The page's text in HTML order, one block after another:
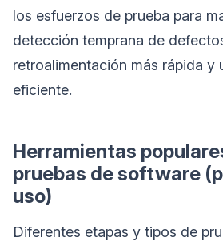
los esfuerzos de prueba para
detección temprana de
retroalimentación más rápida y
eficiente.
Herramientas
pruebas de software
uso)
Diferentes etapas y tipos de